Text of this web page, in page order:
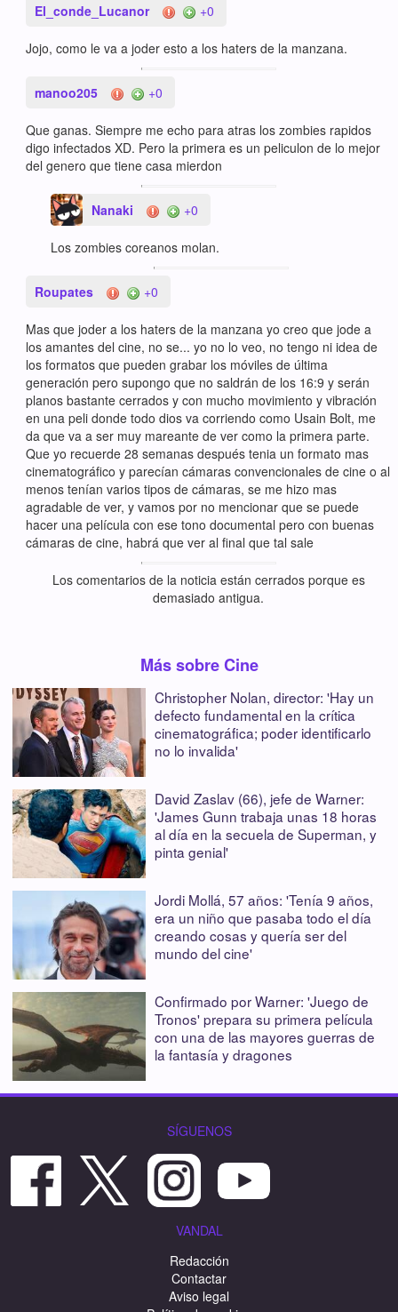
El_conde_Lucanor +0
Jojo, como le va a joder esto a los haters de la manzana.
manoo205 +0
Que ganas. Siempre me echo para atras los zombies rapidos
digo infectados XD. Pero la primera es un peliculon de lo mejor
del genero que tiene casa mierdon
Nanaki +0
Los zombies coreanos molan.
Roupates +0
Mas que joder a los haters de la manzana yo creo que jode a
los amantes del cine, no se... yo no lo veo, no tengo ni idea de
los formatos que pueden grabar los móviles de última
generación pero supongo que no saldrán de los 16:9 y serán
planos bastante cerrados y con mucho movimiento y vibración
en una peli donde todo dios va corriendo como Usain Bolt, me
da que va a ser muy mareante de ver como la primera parte.
Que yo recuerde 28 semanas después tenia un formato mas
cinematográfico y parecían cámaras convencionales de cine o al
menos tenían varios tipos de cámaras, se me hizo mas
agradable de ver, y vamos por no mencionar que se puede
hacer una película con ese tono documental pero con buenas
cámaras de cine, habrá que ver al final que tal sale
Los comentarios de la noticia están cerrados porque es
demasiado antigua.
Más sobre Cine
Christopher Nolan, director: 'Hay un
defecto fundamental en la crítica
cinematográfica; poder identificarlo
no lo invalida'
David Zaslav (66), jefe de Warner:
'James Gunn trabaja unas 18 horas
al día en la secuela de Superman, y
pinta genial'
Jordi Mollá, 57 años: 'Tenía 9 años,
era un niño que pasaba todo el día
creando cosas y quería ser del
mundo del cine'
Confirmado por Warner: 'Juego de
Tronos' prepara su primera película
con una de las mayores guerras de
la fantasía y dragones
SÍGUENOS
VANDAL
Redacción
Contactar
Aviso legal